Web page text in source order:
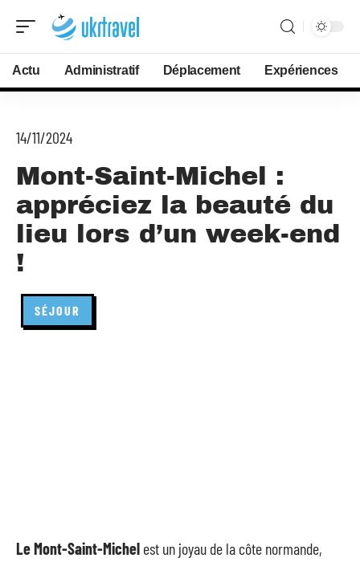
Actu Administratif Déplacement Expériences
14/11/2024
Mont-Saint-Michel :
appréciez la beauté du
lieu lors d’un week-end
!
SÉJOUR
Le Mont-Saint-Michel est un joyau de la côte normande,